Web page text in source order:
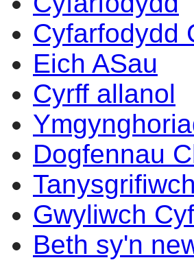
Cyfarfodydd
Eich ASau
Cyrff allanol
Dogfennau
Gwyliwch
Beth sy'n